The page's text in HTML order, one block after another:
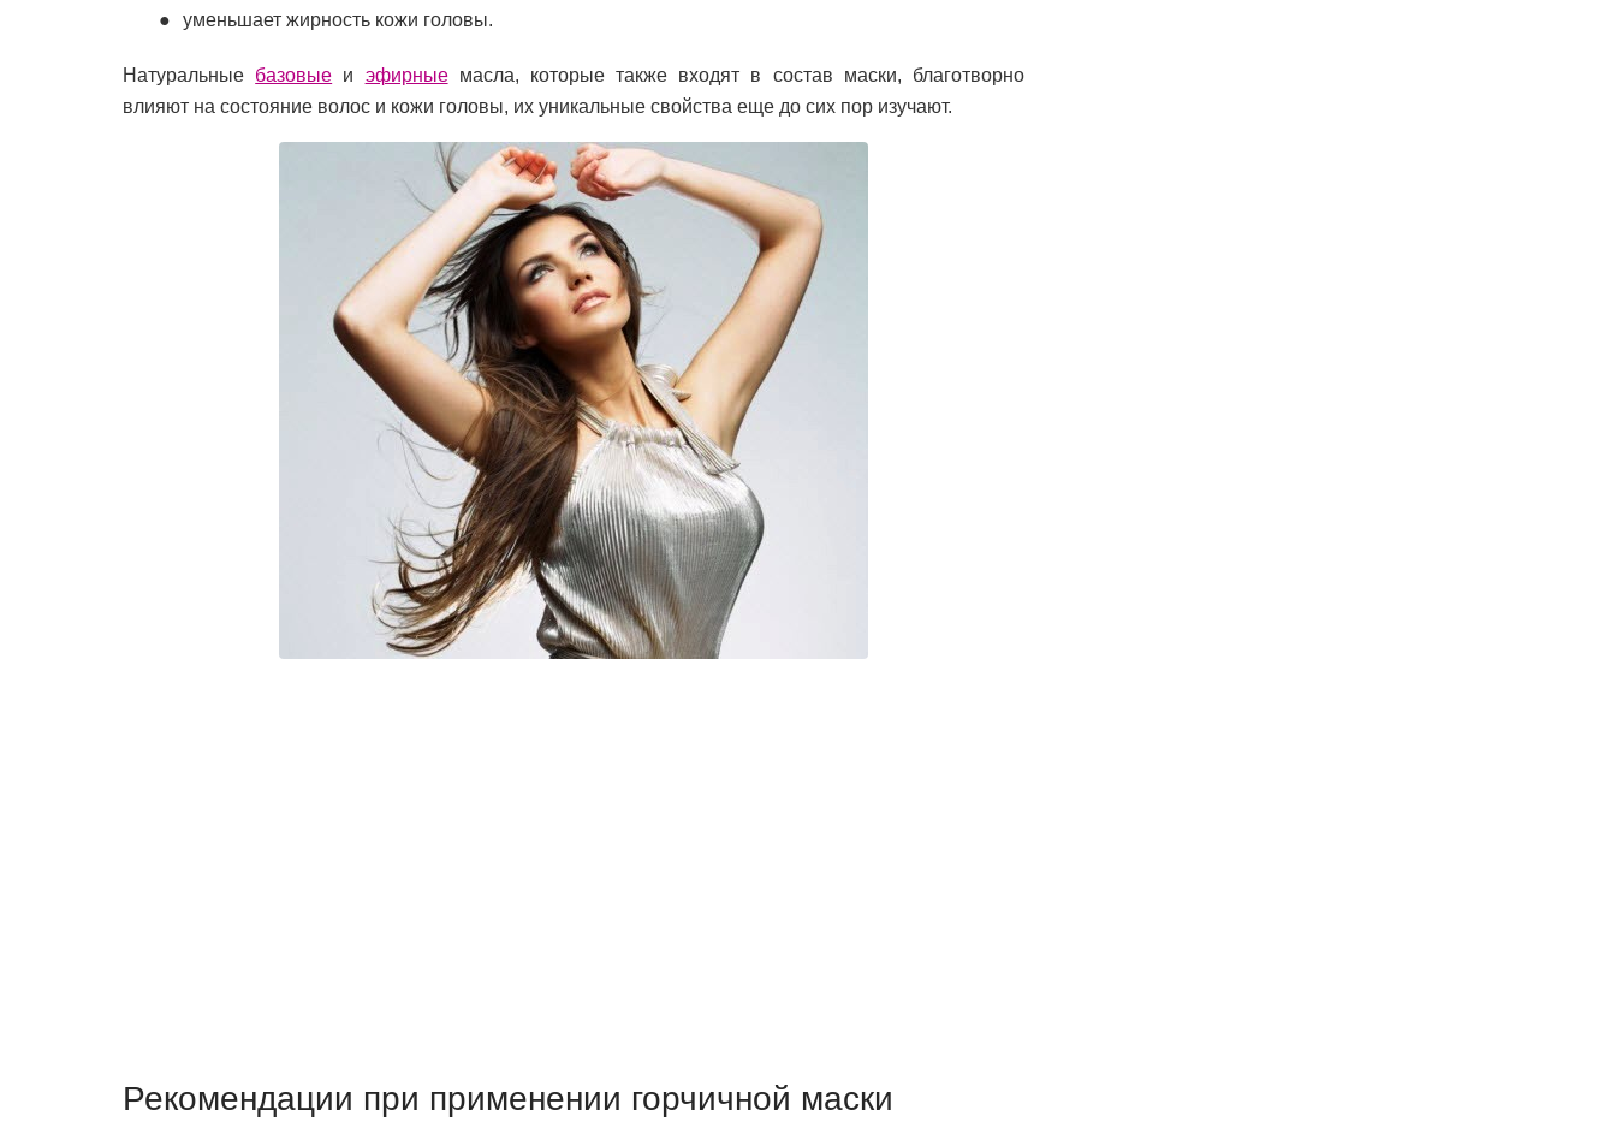
уменьшает жирность кожи головы.
Натуральные базовые и эфирныемасла, которые также входят в состав маски, благотворно
влияют на состояние волос и кожи головы, их уникальные свойства еще до сих пор изучают.
Рекомендации при применении горчичной маски